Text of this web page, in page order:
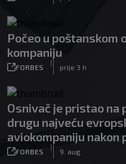
Počeo u poštanskom
kompaniju
FORBES
|
prije 3 h
Osnivač je pristao na
drugu najveću
aviokompaniju nakon
FORBES
|
9. aug.